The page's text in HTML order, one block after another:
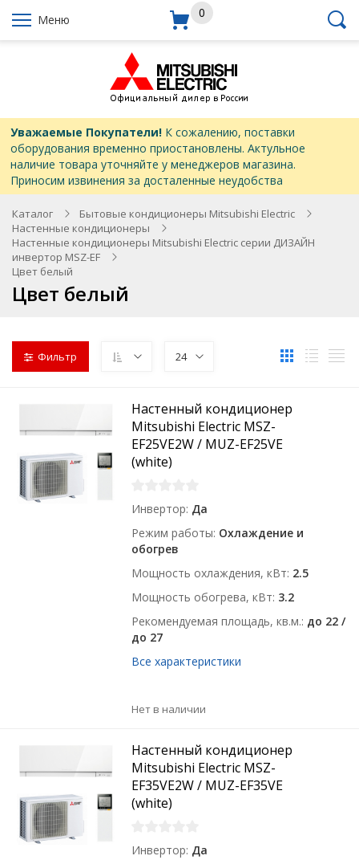
Меню 0
Уважаемые Покупатели!К сожалению, поставки
оборудования временно приостановлены. Актульное
наличие товара уточняйте у менеджеров магазина.
Приносим извинения за досталенные неудобства
Каталог
Бытовые кондиционеры Mitsubishi Electric
Настенные кондиционеры
Настенные кондиционеры Mitsubishi Electric серии ДИЗАЙН
инвертор MSZ-EF
Цвет белый
Цвет белый
Фильтр 24
Настенный кондиционер
Mitsubishi Electric MSZ-
EF25VE2W / MUZ-EF25VE
(white)
Инвертор Да
Режим работы Охлаждение и
обогрев
Мощность охлаждения, кВт 2.5
Мощность обогрева, кВт 3.2
Рекомендуемая площадь, кв.м. до 22 /
до 27
Все характеристики
Нет в наличии
Настенный кондиционер
Mitsubishi Electric MSZ-
EF35VE2W / MUZ-EF35VE
(white)
Инвертор Да